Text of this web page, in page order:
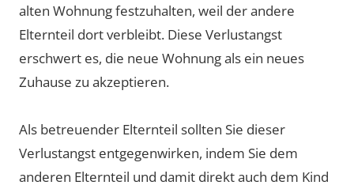
alten Wohnung festzuhalten, weil der andere
Elternteil dort verbleibt. Diese Verlustangst
erschwert es, die neue Wohnung als ein neues
Zuhause zu akzeptieren.
Als betreuender Elternteil sollten Sie dieser
Verlustangst entgegenwirken, indem Sie dem
anderen Elternteil und damit direkt auch dem Kind